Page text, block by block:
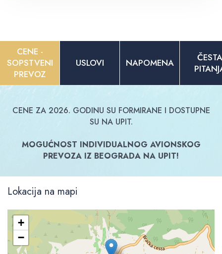
CENE -
SOPSTVENI
PREVOZ
USLOVI NAPOMENA
ČESTA
CENE ZA 2026. GODINU SU FORMIRANE I DOSTUPNE
SU NA UPIT.
MOGUĆNOST INDIVIDUALNOG AVIONSKOG
PREVOZA IZ BEOGRADA NA UPIT!
Lokacija na mapi
+
−